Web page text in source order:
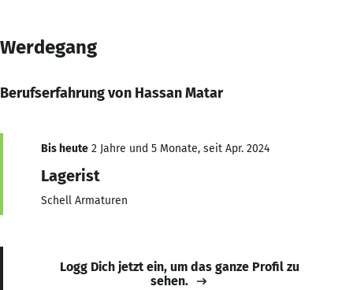
Werdegang
Berufserfahrung von Hassan Matar
Bis heute 2 Jahre und 5 Monate, seit Apr. 2024
Lagerist
Schell Armaturen
Logg Dich jetzt ein, um das ganze Profil zu
sehen.